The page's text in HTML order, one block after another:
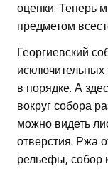
оценки. Теперь
предметом
Георгиевский
в порядке. А
вокруг собора
можно видеть
отверстия. Ржа
рельефы, собор